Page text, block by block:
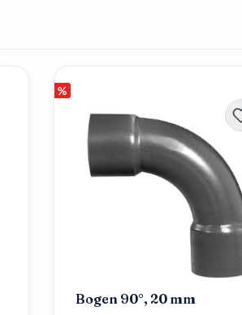
%
Bogen 90°, 20 mm